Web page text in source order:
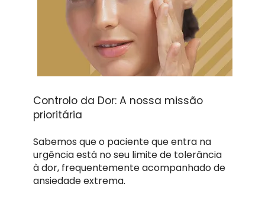
Controlo da Dor: A nossa missão
prioritária
Sabemos que o paciente que entra na
urgência está no seu limite de tolerância
à dor, frequentemente acompanhado de
ansiedade extrema.